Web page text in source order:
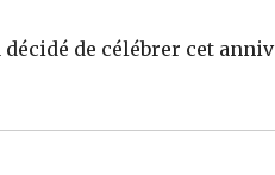
de célébrer cet